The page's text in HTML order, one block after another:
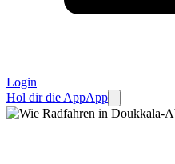
Login
Hol dir die AppApp